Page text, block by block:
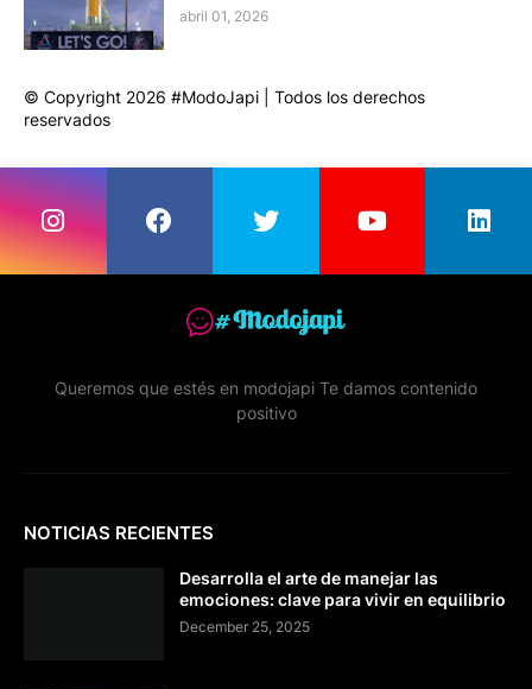
abril 01, 2026
© Copyright 2026 #ModoJapi | Todos los derechos
reservados
Queremos que estés en modojapi Te damos contenido
positivo
NOTICIAS RECIENTES
Desarrolla el arte de manejar las
emociones: clave para vivir en equilibrio
December 25, 2025